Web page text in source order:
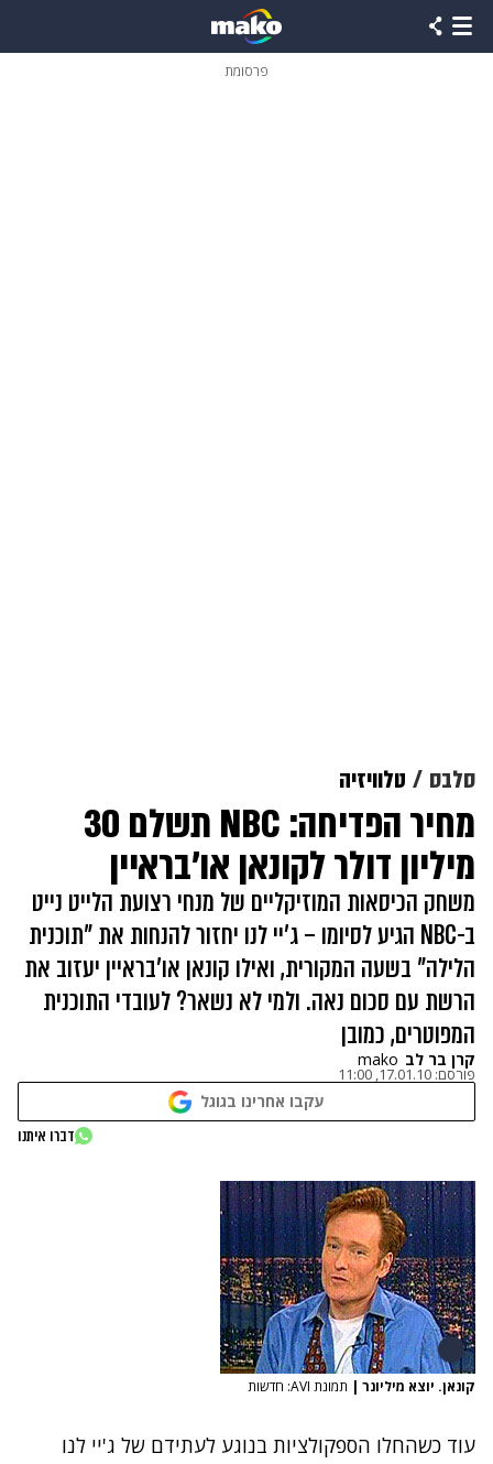
פרסומת
סלבס טלוויזיה
מחיר הפדיחה: NBC תשלם 30
מיליון דולר לקונאן או'בראיין
משחק הכיסאות המוזיקליים של מנחי רצועת הלייט נייט
ב-NBC הגיע לסיומו – ג'יי לנו יחזור להנחות את "תוכנית
הלילה" בשעה המקורית, ואילו קונאן או'בראיין יעזוב את
הרשת עם סכום נאה. ולמי לא נשאר? לעובדי התוכנית
המפוטרים, כמובן
קרן בר לב mako
פורסם: 17.01.10, 11:00
עקבו אחרינו בגוגל
דברו איתנו
קונאן. יוצא מיליונר | תמונת AVI: חדשות
עוד כשהחלו הספקולציות בנוגע לעתידם של ג'יי לנו